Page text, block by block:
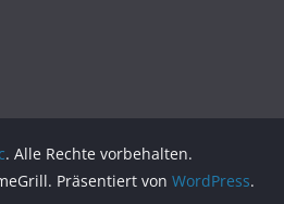
. Alle Rechte vorbehalten.
Präsentiert von WordPress.